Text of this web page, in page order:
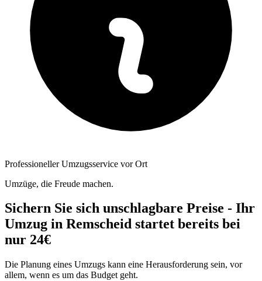
Professioneller Umzugsservice vor Ort
Umzüge, die Freude machen.
Sichern Sie sich unschlagbare Preise - Ihr
Umzug in Remscheid startet bereits bei
nur 24€
Die Planung eines Umzugs kann eine Herausforderung sein, vor
allem, wenn es um das Budget geht.